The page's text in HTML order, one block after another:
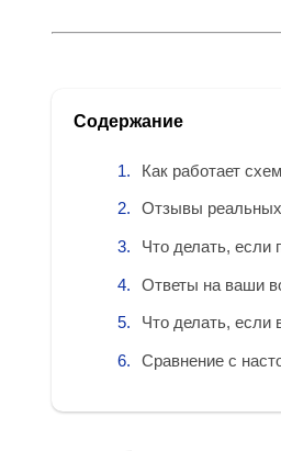
Содержание
Как работает
Отзывы реальных
Что делать, если
Ответы на ваши
Что делать,
Сравнение с